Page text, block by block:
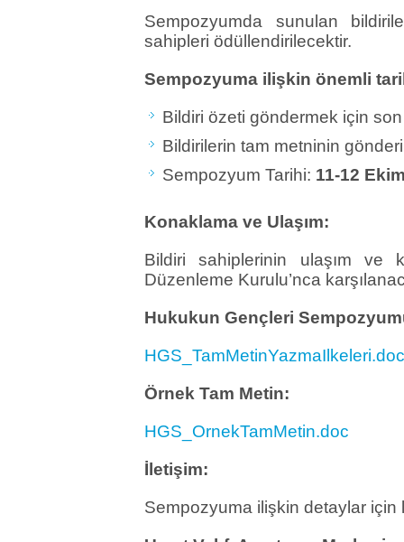
Sempozyumda sunulan
sahipleri ödüllendirilecektir.
Sempozyuma ilişkin önemli
Bildiri özeti göndermek için
Bildirilerin tam metninin
Sempozyum Tarihi: 11-12
Konaklama ve Ulaşım:
Bildiri sahiplerinin ulaşım ve
Düzenleme Kurulu’nca
Hukukun Gençleri
HGS_TamMetinYazmaIlkeleri.doc
Örnek Tam Metin:
HGS_OrnekTamMetin.doc
İletişim:
Sempozyuma ilişkin detaylar